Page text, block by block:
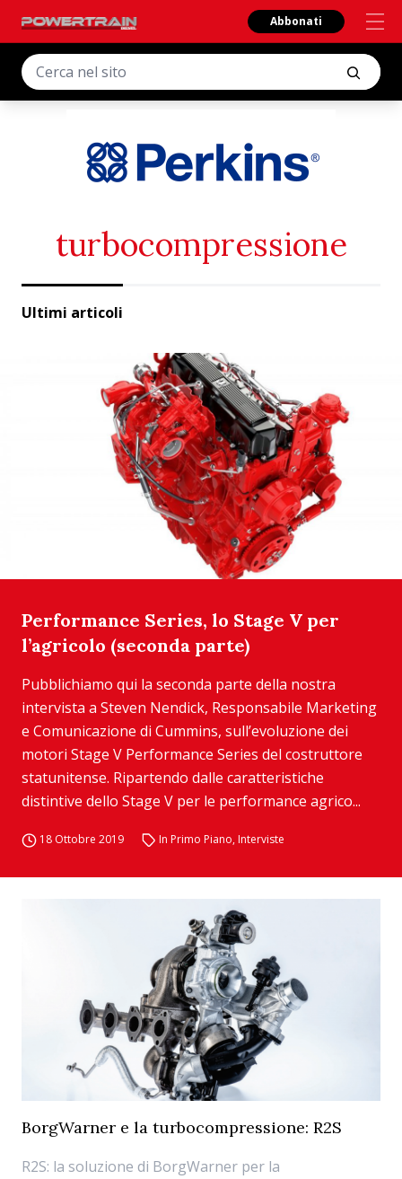
Abbonati
turbocompressione
Ultimi articoli
Performance Series, lo Stage V per
l’agricolo (seconda parte)
Pubblichiamo qui la seconda parte della nostra
intervista a Steven Nendick, Responsabile Marketing
e Comunicazione di Cummins, sull’evoluzione dei
motori Stage V Performance Series del costruttore
statunitense. Ripartendo dalle caratteristiche
distintive dello Stage V per le performance agrico...
18 Ottobre 2019 In Primo Piano, Interviste
BorgWarner e la turbocompressione: R2S
R2S: la soluzione di BorgWarner per la